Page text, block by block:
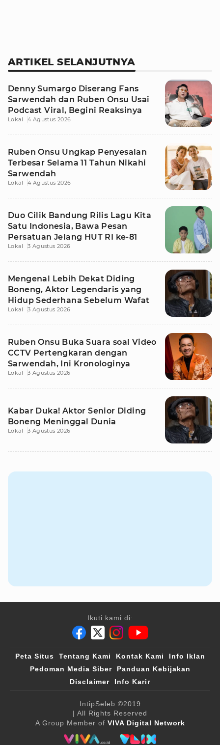
ARTIKEL SELANJUTNYA
Denny Sumargo Diserang Fans
Sarwendah dan Ruben Onsu Usai
Podcast Viral, Begini Reaksinya
Lokal 4 Agustus 2026
Ruben Onsu Ungkap Penyesalan
Terbesar Selama 11 Tahun Nikahi
Sarwendah
Lokal 4 Agustus 2026
Duo Cilik Bandung Rilis Lagu Kita
Satu Indonesia, Bawa Pesan
Persatuan Jelang HUT RI ke-81
Lokal 3 Agustus 2026
Mengenal Lebih Dekat Diding
Boneng, Aktor Legendaris yang
Hidup Sederhana Sebelum Wafat
Lokal 3 Agustus 2026
Ruben Onsu Buka Suara soal Video
CCTV Pertengkaran dengan
Sarwendah, Ini Kronologinya
Lokal 3 Agustus 2026
Kabar Duka! Aktor Senior Diding
Boneng Meninggal Dunia
Lokal 3 Agustus 2026
Ikuti kami di:
Peta Situs Tentang Kami Kontak Kami
Info Iklan
Pedoman Media Siber
Panduan Kebijakan
Disclaimer
Info Karir
IntipSeleb ©2019
| All Rights Reserved
A Group Member of VIVA Digital Network